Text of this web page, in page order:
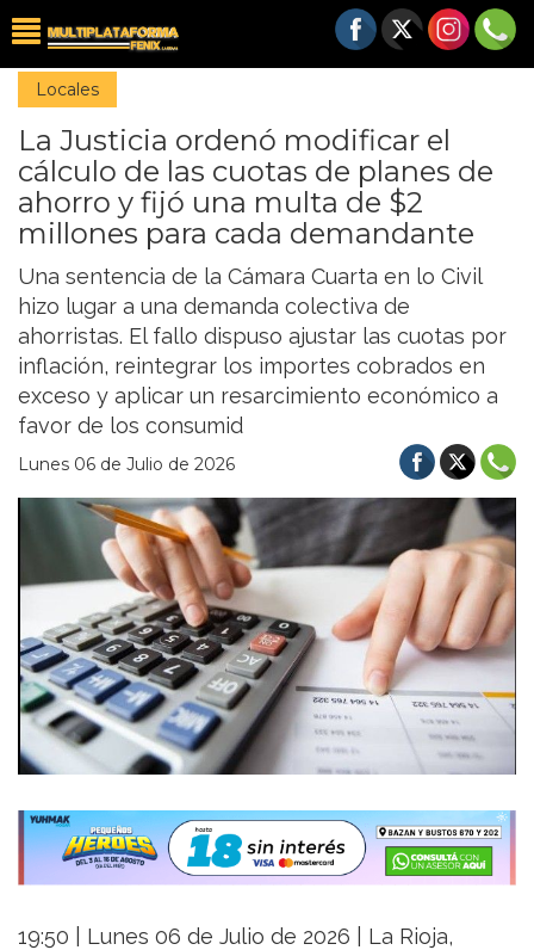
Locales
La Justicia ordenó modificar el
cálculo de las cuotas de planes de
ahorro y fijó una multa de $2
millones para cada demandante
Una sentencia de la Cámara Cuarta en lo Civil
hizo lugar a una demanda colectiva de
ahorristas. El fallo dispuso ajustar las cuotas por
inflación, reintegrar los importes cobrados en
exceso y aplicar un resarcimiento económico a
favor de los consumid
Lunes 06 de Julio de 2026
19:50 | Lunes 06 de Julio de 2026 | La Rioja,